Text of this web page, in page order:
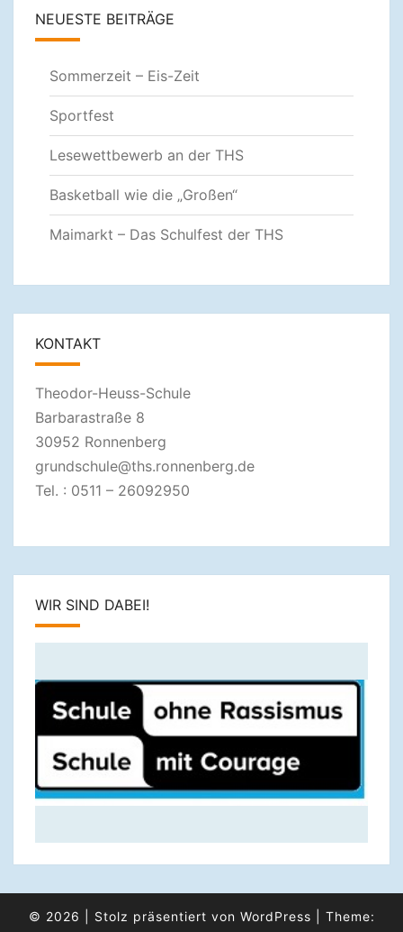
NEUESTE BEITRÄGE
Sommerzeit – Eis-Zeit
Sportfest
Lesewettbewerb an der THS
Basketball wie die „Großen“
Maimarkt – Das Schulfest der THS
KONTAKT
Theodor-Heuss-Schule
Barbarastraße 8
30952 Ronnenberg
grundschule@ths.ronnenberg.de
Tel. : 0511 – 26092950
WIR SIND DABEI!
© 2026 Stolz präsentiert von WordPress
Theme: